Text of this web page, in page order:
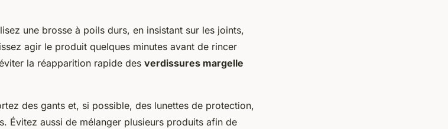
une brosse à poils durs, en insistant sur les joints,
agir le produit quelques minutes avant de rincer
la réapparition rapide des verdissures margelle
des gants et, si possible, des lunettes de protection,
Évitez aussi de mélanger plusieurs produits afin de